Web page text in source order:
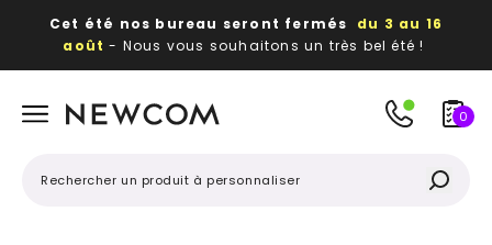
Cet été nos bureau seront fermés du 3 au 16
août - Nous vous souhaitons un très bel été !
publicitaires
0